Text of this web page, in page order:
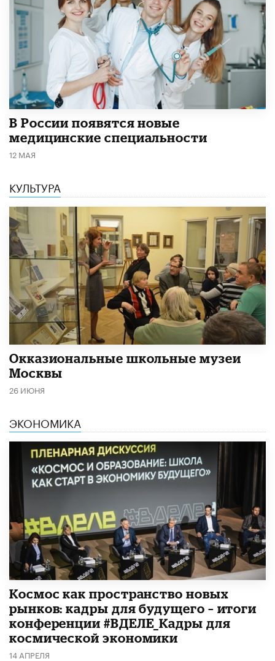
В России появятся новые
медицинские специальности
12 МАЯ
КУЛЬТУРА
​Окказиональные школьные музеи
Москвы
26 ИЮНЯ
ЭКОНОМИКА
Космос как пространство новых
рынков: кадры для будущего – итоги
конференции #ВДЕЛЕ_Кадры для
космической экономики
14 АПРЕЛЯ